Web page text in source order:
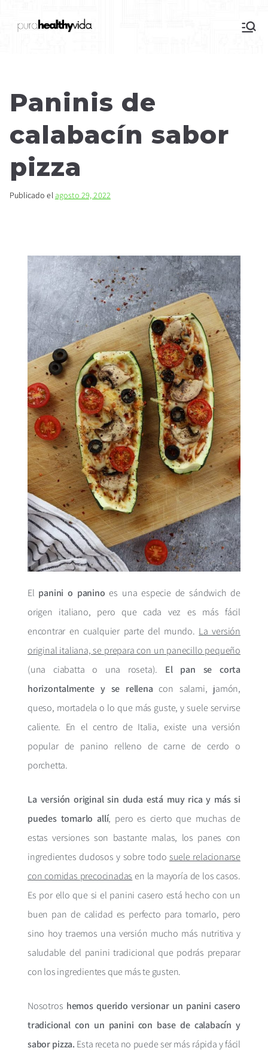
Paninis de
calabacín sabor
pizza
Publicado el agosto 29, 2022
El panini o panino es una especie de sándwich de
origen italiano, pero que cada vez es más fácil
encontrar en cualquier parte del mundo. La versión
original italiana, se prepara con un panecillo pequeño
(una ciabatta o una roseta). El pan se corta
horizontalmente y se rellena con salami, jamón,
queso, mortadela o lo que más guste, y suele servirse
caliente. En el centro de Italia, existe una versión
popular de panino relleno de carne de cerdo o
porchetta.
La versión original sin duda está muy rica y más si
puedes tomarlo allí, pero es cierto que muchas de
estas versiones son bastante malas, los panes con
ingredientes dudosos y sobre todo suele relacionarse
con comidas precocinadas en la mayoría de los casos.
Es por ello que si el panini casero está hecho con un
buen pan de calidad es perfecto para tomarlo, pero
sino hoy traemos una versión mucho más nutritiva y
saludable del panini tradicional que podrás preparar
con los ingredientes que más te gusten.
Nosotros hemos querido versionar un panini casero
tradicional con un panini con base de calabacín y
sabor pizza. Esta receta no puede ser más rápida y fácil